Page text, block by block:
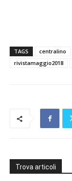
TAGS centralino
rivistamaggio2018
Trova articoli